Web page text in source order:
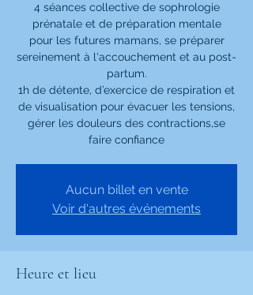
4 séances collective de sophrologie
prénatale et de préparation mentale
pour les futures mamans, se préparer
sereinement à l'accouchement et au post-
partum.
1h de détente, d’exercice de respiration et
de visualisation pour évacuer les tensions,
gérer les douleurs des contractions,se
faire confiance
Aucun billet en vente
Voir d'autres événements
Heure et lieu